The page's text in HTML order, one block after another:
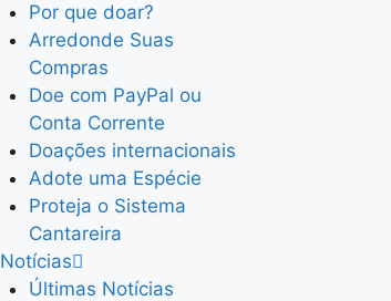
Por que doar?
Arredonde Suas
Compras
Doe com PayPal ou
Conta Corrente
Doações internacionais
Adote uma Espécie
Proteja o Sistema
Cantareira
Notícias
Últimas Notícias